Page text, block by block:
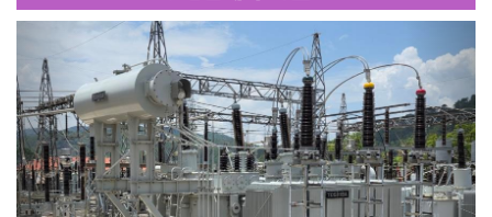
Previous